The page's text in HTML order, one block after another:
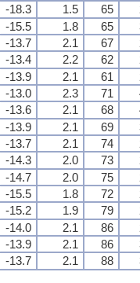
-18.3 1.5 65
-15.5 1.8 65
-13.7 2.1 67
-13.4 2.2 62
-13.9 2.1 61
-13.0 2.3 71
-13.6 2.1 68
-13.9 2.1 69
-13.7 2.1 74
-14.3 2.0 73
-14.7 2.0 75
-15.5 1.8 72
-15.2 1.9 79
-14.0 2.1 86
-13.9 2.1 86
-13.7 2.1 88